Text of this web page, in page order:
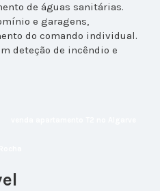
de águas sanitárias.
e garagens,
do comando individual.
deteção de incêndio e